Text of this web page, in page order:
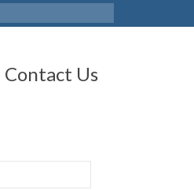
Contact Us